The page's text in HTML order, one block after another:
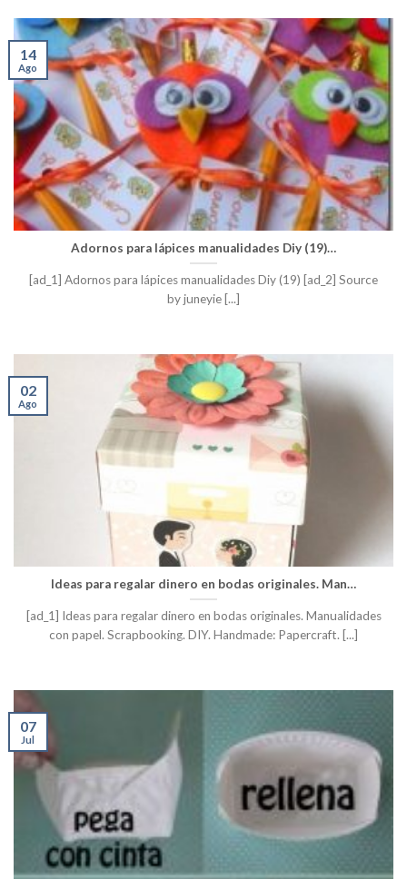
Adornos para lápices manualidades Diy (19)…
[ad_1] Adornos para lápices manualidades Diy (19) [ad_2] Source
by juneyie [...]
14
Ago
Ideas para regalar dinero en bodas originales. Man…
[ad_1] Ideas para regalar dinero en bodas originales. Manualidades
con papel. Scrapbooking. DIY. Handmade: Papercraft. [...]
02
Ago
07
Jul